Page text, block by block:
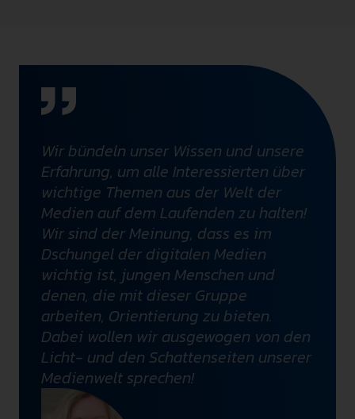
Wir bündeln unser Wissen und unsere
Erfahrung, um alle Interessierten über
wichtige Themen aus der Welt der
Medien auf dem Laufenden zu halten!
Wir sind der Meinung, dass es im
Dschungel der digitalen Medien
wichtig ist, jungen Menschen und
denen, die mit dieser Gruppe
arbeiten, Orientierung zu bieten.
Dabei wollen wir ausgewogen von den
Licht- und den Schattenseiten unserer
Medienwelt sprechen!